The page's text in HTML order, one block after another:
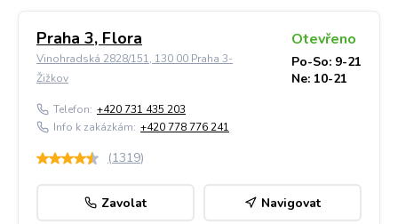
Praha 3, Flora
Vinohradská 2828/151, 130 00 Praha 3-
Žižkov
Otevřeno
Po-So: 9-21
Ne: 10-21
Telefon: +420 731 435 203
Info k zakázkám: +420 778 776 241
(1319)
Zavolat Navigovat